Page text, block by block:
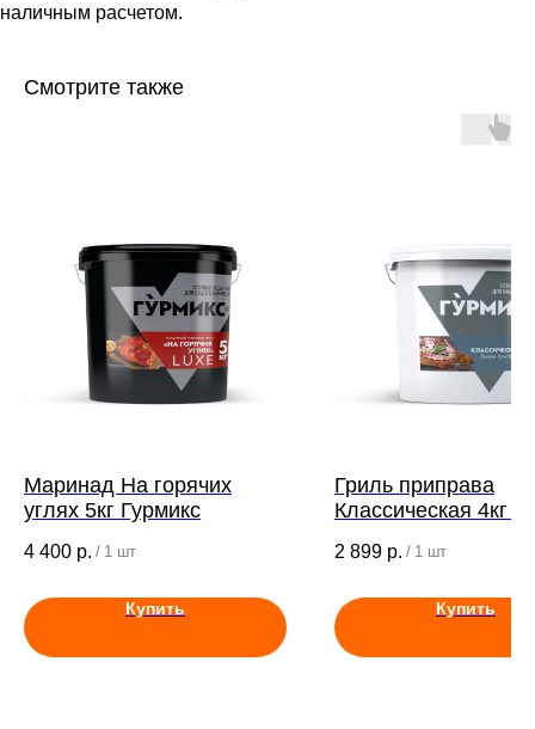
наличным расчетом.
Смотрите также
Маринад На горячих
углях 5кг Гурмикс
4 400 р. / 1 шт
Купить
Гриль приправа
Классическая 4кг
2 899 р. / 1 шт
Купить